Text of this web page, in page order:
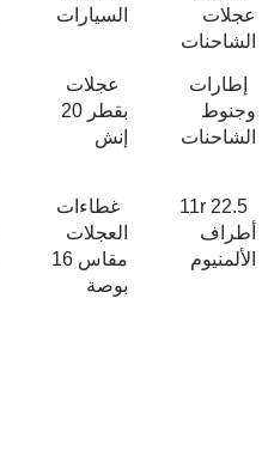
عجلات
الشاحنات
السيارات
إطارات
وجنوط
الشاحنات
عجلات
بقطر 20
إنش
11r 22.5
أطراف
الألمنيوم
غطاءات
العجلات
مقاس 16
بوصة